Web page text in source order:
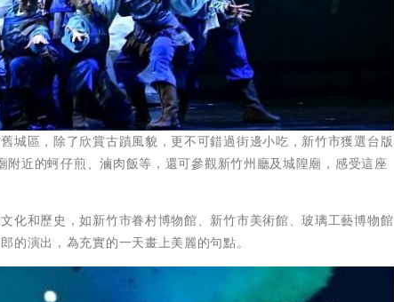
城區，除了欣賞古蹟風貌，更不可錯過街邊小吃，新竹市獲選台版
近的蚵仔煎、滷肉飯等，還可參觀新竹州廳及城隍廟，感受這座
化和歷史，如新竹市眷村博物館、新竹市美術館、玻璃工藝博物館
的演出，為充實的一天畫上美麗的句點。